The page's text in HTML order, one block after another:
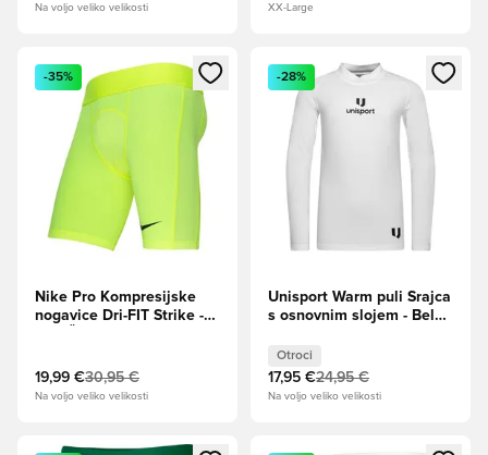
Na voljo veliko velikosti XX-Large
Odpre Modal za prijavo ali vpis kot član
-35%
Nike Pro Kompresijske
nogavice Dri-FIT Strike -
19,99 €30,95 €
Na voljo veliko velikosti
Odpre Modal za prijavo ali
-28%
Unisport Warm puli Srajca
s osnovnim slojem - Bela
Otroci
17,95 €24,95 €
Na voljo veliko velikosti